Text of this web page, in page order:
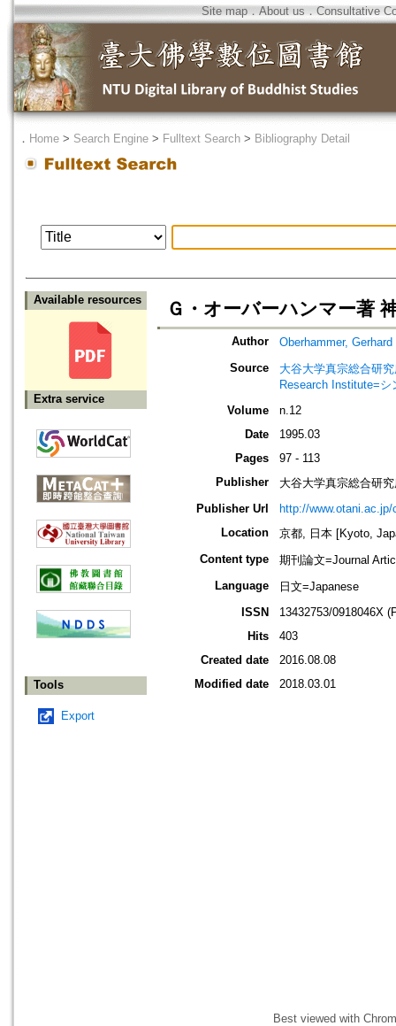
Site map．About us ． Consultative
． Home > Search Engine > Fulltext Search > Bibliography Detail
Available resources
Extra service
Tools
Export
Ｇ・オーバーハンマー著
Author Oberhammer, Gerhard
Source
大谷大学真宗総合研
Research Institute=
Volume
n.12
Date
1995.03
Pages
97 - 113
Publisher
大谷大学真宗総合研
Publisher Url
http://
Location
京都, 日本 [Kyoto,
Content type
期刊論文=Journal
Language
日文=Japanese
ISSN
13432753/0918046X
Hits
403
Created date
2016.08.08
Modified date
2018.03.01
Best viewed with